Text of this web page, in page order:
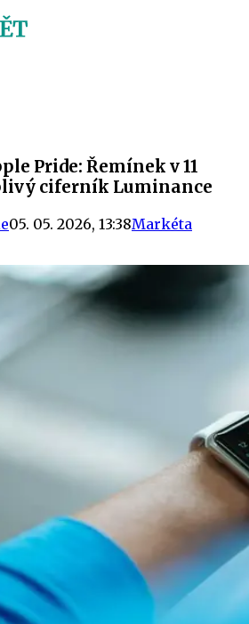
Pride: Řemínek v 11
ciferník Luminance
05. 05. 2026, 13:38Markéta